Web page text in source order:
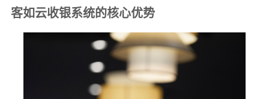
客如云收银系统的核心优势